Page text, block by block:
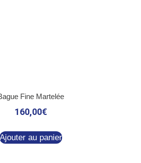
Fine Martelée
160,00€
Ajouter au panier